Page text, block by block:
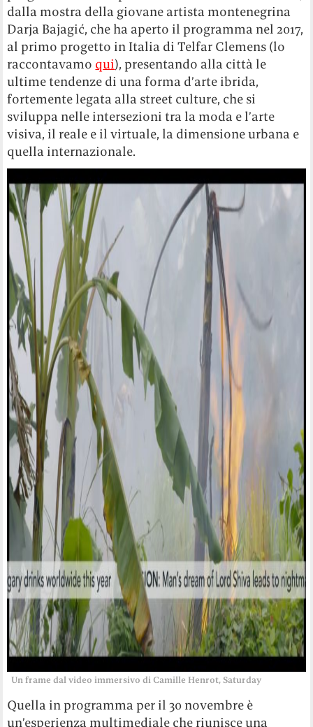
dalla mostra della giovane artista montenegrina
Darja Bajagić, che ha aperto il programma nel 2017,
al primo progetto in Italia di Telfar Clemens (lo
raccontavamo qui), presentando alla città le
ultime tendenze di una forma d’arte ibrida,
fortemente legata alla street culture, che si
sviluppa nelle intersezioni tra la moda e l’arte
visiva, il reale e il virtuale, la dimensione urbana e
quella internazionale.
Un frame dal video immersivo di Camille Henrot, Saturday
Quella in programma per il 30 novembre è
un’esperienza multimediale che riunisce una